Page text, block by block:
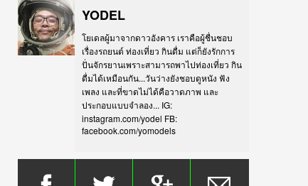
YODEL
โยเดลผู้มาจากดาวอังคาร เราคือผู้ชื่นชอบ
เรื่องรถยนต์ ท่องเที่ยว กินดื่ม แต่ก็ยังรักการ
ปั่นจักรยานเพราะสามารถพาไปท่องเที่ยว กิน
ดื่มได้เหมือนกัน...วันว่างยังชอบดูหนัง ฟัง
เพลง และที่ขาดไม่ได้คือวาดภาพ และ
ประกอบแบบจำลอง... IG:
instagram.com/yodel FB:
facebook.com/yomodels